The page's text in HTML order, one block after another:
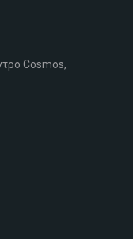
Cosmos,